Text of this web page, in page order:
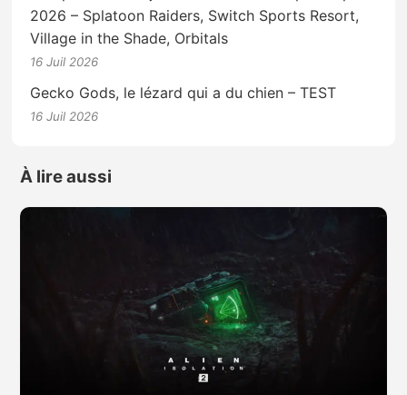
2026 – Splatoon Raiders, Switch Sports Resort,
Village in the Shade, Orbitals
16 Juil 2026
Gecko Gods, le lézard qui a du chien – TEST
16 Juil 2026
À lire aussi